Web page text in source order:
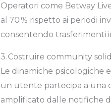
Operatori come Betway
al 70 % rispetto ai periodi
consentendo trasferimenti
3. Costruire community
Le dinamiche psicologiche
un utente partecipa a una
amplificato dalle notifiche